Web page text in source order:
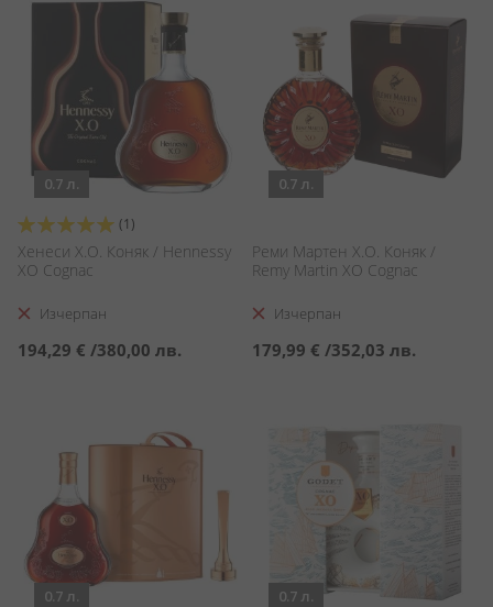
0.7 л.
Оценка:
100%
(1)
Хенеси X.O. Коняк / Hennessy
XO Cognac
Изчерпан
194,29 € /380,00 лв.
0.7 л.
Реми Мартен X.O. Коняк /
Remy Martin XO Cognac
Изчерпан
179,99 € /352,03 лв.
0.7 л. 0.7 л.